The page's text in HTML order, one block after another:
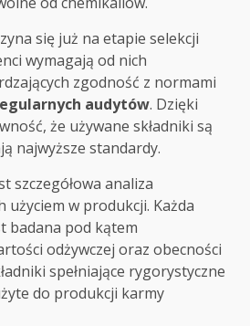
się już na etapie selekcji
wymagają od nich
zgodność z normami
audytów. Dzięki
że używane składniki są
najwyższe standardy.
szczegółowa analiza
użyciem w produkcji. Każda
badana pod kątem
odżywczej oraz obecności
spełniające rygorystyczne
do produkcji karmy